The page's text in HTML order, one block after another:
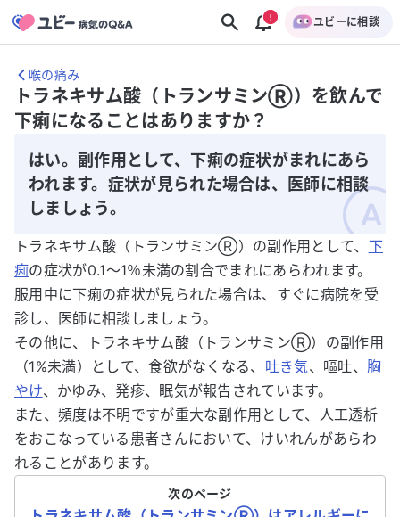
ユビーに相談
喉の痛み
トラネキサム酸（トランサミンⓇ）を飲んで
下痢になることはありますか？
はい。副作用として、下痢の症状がまれにあら
われます。症状が見られた場合は、医師に相談
しましょう。
トラネキサム酸（トランサミンⓇ）の副作用として、 下
痢の症状が0.1～1％未満の割合でまれにあらわれます。
服用中に下痢の症状が見られた場合は、すぐに病院を受
診し、医師に相談しましょう。
その他に、トラネキサム酸（トランサミンⓇ）の副作用
（1%未満）として、食欲がなくなる、 吐き気、嘔吐、 胸
やけ、かゆみ、発疹、眠気が報告されています。
また、頻度は不明ですが重大な副作用として、人工透析
をおこなっている患者さんにおいて、けいれんがあらわ
れることがあります。
次のページ